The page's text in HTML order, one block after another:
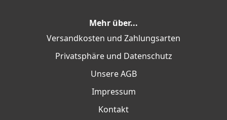
Mehr über...
Versandkosten und Zahlungsarten
Privatsphäre und Datenschutz
Unsere AGB
Impressum
Kontakt